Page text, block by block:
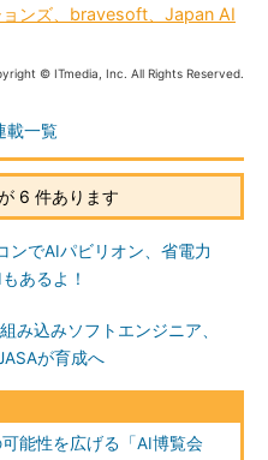
ョンズ、bravesoft、Japan AI
© ITmedia, Inc. All Rights Reserved.
載一覧
6 件あります
ンでAIパビリオン、省電力
あるよ！
み込みソフトエンジニア、
が育成へ
能性を広げる「AI博覧会